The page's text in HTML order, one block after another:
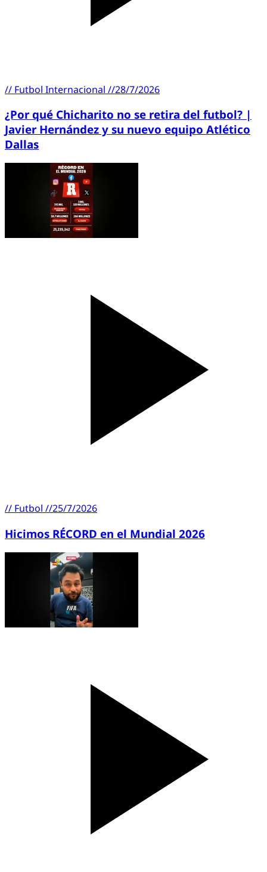
// Futbol Internacional //28/7/2026
¿Por qué Chicharito no se retira del futbol? |
Javier Hernández y su nuevo equipo Atlético
Dallas
// Futbol //25/7/2026
Hicimos RÉCORD en el Mundial 2026